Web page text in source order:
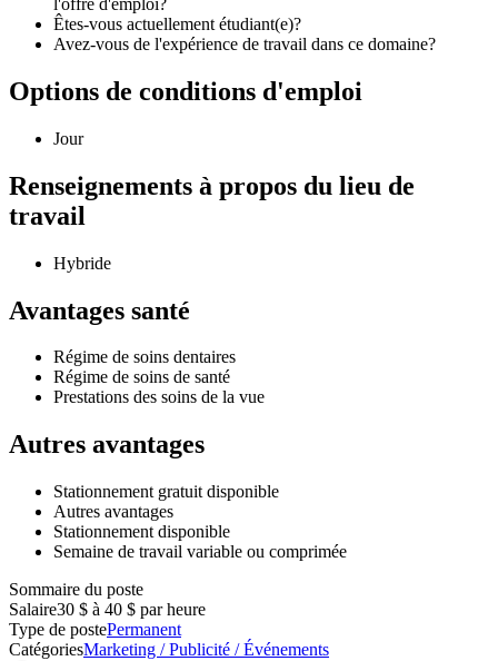
l'offre d'emploi?
Êtes-vous actuellement étudiant(e)?
Avez-vous de l'expérience de travail dans ce domaine?
Options de conditions d'emploi
Jour
Renseignements à propos du lieu de
travail
Hybride
Avantages santé
Régime de soins dentaires
Régime de soins de santé
Prestations des soins de la vue
Autres avantages
Stationnement gratuit disponible
Autres avantages
Stationnement disponible
Semaine de travail variable ou comprimée
Sommaire du poste
Salaire30 $ à 40 $ par heure
Type de postePermanent
CatégoriesMarketing / Publicité / Événements